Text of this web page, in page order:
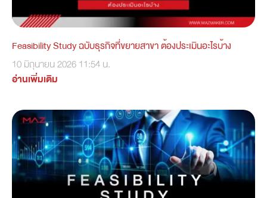
Feasibility Study ฉบับธุรกิจที่ขยายสาขา ต้องประเมินอะไรบ้าง
10 มิถุนายน 202611:54 น.
อ่านเพิ่มเติม